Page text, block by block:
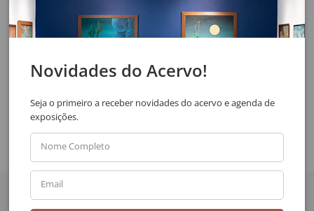
Solicite o orçamento da obra clicando no botão abaixo, após
confirmar o pedido de solicitação a resposta será enviada por email.
SOLICITAR VIA WHATSAPP
Compartilhar
Novidades do Acervo!
Seja o primeiro a receber novidades do acervo e agenda de
exposições.
Nome Completo
Email
da Galeria Frente?